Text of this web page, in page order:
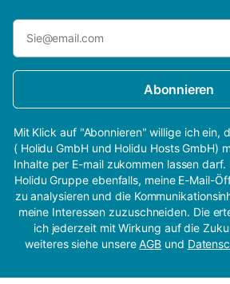
Abonnieren
Mit Klick auf "Abonnieren" willige ich ein,
( Holidu GmbH und Holidu Hosts GmbH)
Inhalte per E-mail zukommen lassen
Holidu Gruppe ebenfalls, meine E-Mail-
zu analysieren und die
meine Interessen zuzuschneiden. Die
ich jederzeit mit Wirkung auf die
weiteres siehe unsereAGB und